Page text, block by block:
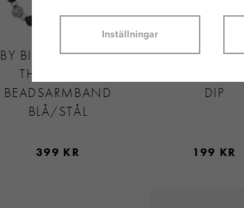
BY BILLGREN SAVE
THE OCEAN
BEADSARMBAND
BLÅ/STÅL
399 KR
DIP
199 KR
Inställningar